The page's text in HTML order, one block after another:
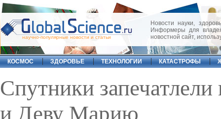
научно-популярные новости и статьи
Новости науки,
Информеры для
новостной сайт,
КОСМОС ЗДОРОВЬЕ ТЕХНОЛОГИИ КАТАСТРОФЫ
Спутники
и Деву Марию